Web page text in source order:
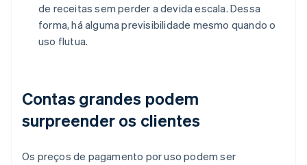
de receitas sem perder a devida escala. Dessa
forma, há alguma previsibilidade mesmo quando o
uso flutua.
Contas grandes podem
surpreender os clientes
Os preços de pagamento por uso podem ser